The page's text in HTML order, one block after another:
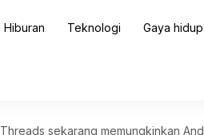
Hiburan Teknologi Gaya hidup
Threads sekarang memungkinkan